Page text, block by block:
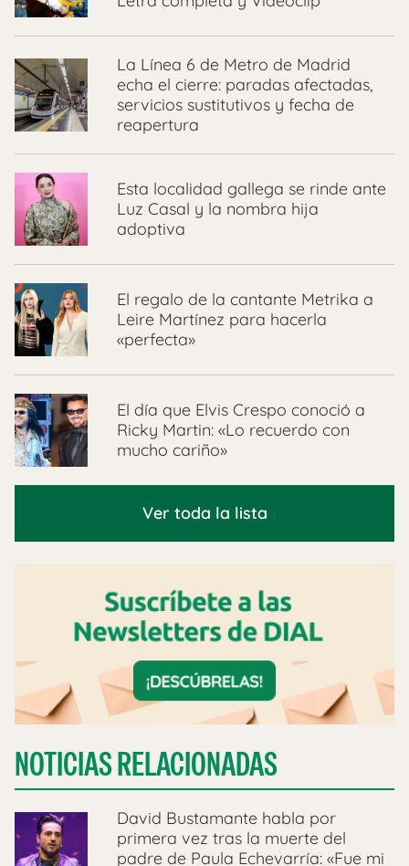
La Línea 6 de Metro de Madrid
echa el cierre: paradas afectadas,
servicios sustitutivos y fecha de
reapertura
Esta localidad gallega se rinde ante
Luz Casal y la nombra hija
adoptiva
El regalo de la cantante Metrika a
Leire Martínez para hacerla
«perfecta»
El día que Elvis Crespo conoció a
Ricky Martin: «Lo recuerdo con
mucho cariño»
Ver toda la lista
NOTICIAS RELACIONADAS
David Bustamante habla por
primera vez tras la muerte del
padre de Paula Echevarría: «Fue mi